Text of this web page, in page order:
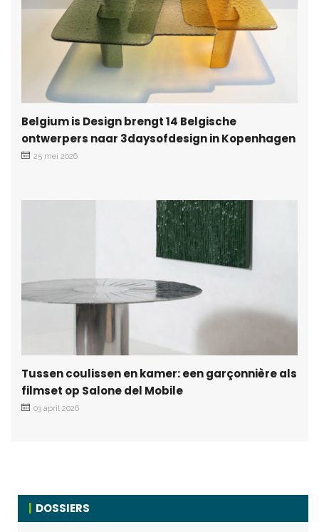
Belgium is Design brengt 14 Belgische
ontwerpers naar 3daysofdesign in Kopenhagen
25 mei 2026
Tussen coulissen en kamer: een garçonnière als
filmset op Salone del Mobile
03 april 2026
DOSSIERS